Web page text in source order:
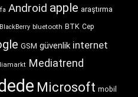
Android apple araştırma
BlackBerry bluetooth BTK Cep
GSM güvenlik internet
Mediatrend
Microsoft mobil